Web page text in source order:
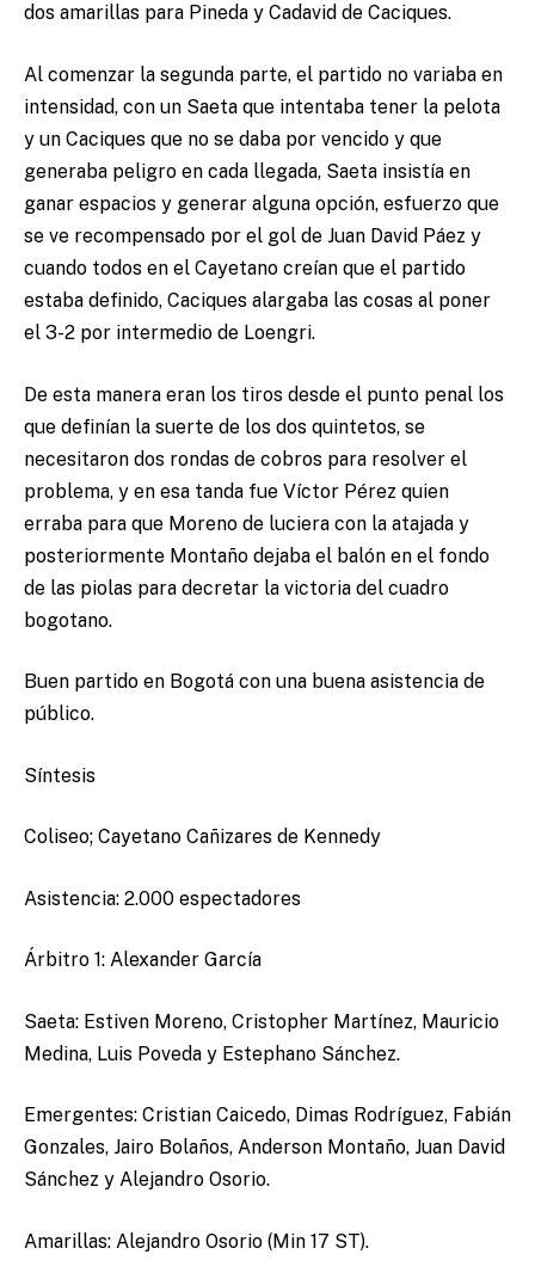
dos amarillas para Pineda y Cadavid de Caciques.
Al comenzar la segunda parte, el partido no variaba en
intensidad, con un Saeta que intentaba tener la pelota
y un Caciques que no se daba por vencido y que
generaba peligro en cada llegada, Saeta insistía en
ganar espacios y generar alguna opción, esfuerzo que
se ve recompensado por el gol de Juan David Páez y
cuando todos en el Cayetano creían que el partido
estaba definido, Caciques alargaba las cosas al poner
el 3-2 por intermedio de Loengri.
De esta manera eran los tiros desde el punto penal los
que definían la suerte de los dos quintetos, se
necesitaron dos rondas de cobros para resolver el
problema, y en esa tanda fue Víctor Pérez quien
erraba para que Moreno de luciera con la atajada y
posteriormente Montaño dejaba el balón en el fondo
de las piolas para decretar la victoria del cuadro
bogotano.
Buen partido en Bogotá con una buena asistencia de
público.
Síntesis
Coliseo; Cayetano Cañizares de Kennedy
Asistencia: 2.000 espectadores
Árbitro 1: Alexander García
Saeta: Estiven Moreno, Cristopher Martínez, Mauricio
Medina, Luis Poveda y Estephano Sánchez.
Emergentes: Cristian Caicedo, Dimas Rodríguez, Fabián
Gonzales, Jairo Bolaños, Anderson Montaño, Juan David
Sánchez y Alejandro Osorio.
Amarillas: Alejandro Osorio (Min 17 ST).